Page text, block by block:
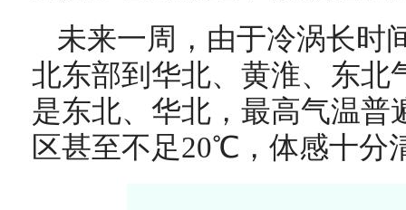
未来一周，由于冷涡长时
北东部到华北、黄淮、东北
是东北、华北，最高气温
区甚至不足20℃，体感十分